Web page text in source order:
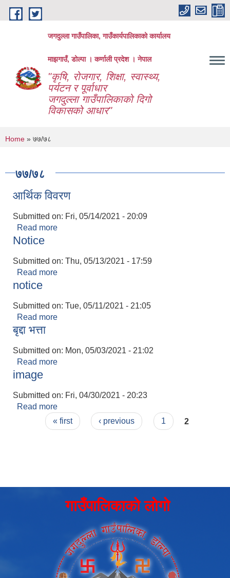
Skip to main content
जगदुल्ला गाउँपालिका, गाउँकार्यपालिकाको कार्यालय
माझगाउँ, डोल्पा । कर्णाली प्रदेश । नेपाल
"कृषि, रोजगार, शिक्षा, स्वास्थ्य,
पर्यटन र पूर्वाधार
जगदुल्ला गाउँपालिकाको दिगो
विकासको आधार"
You are here
Home » ७७/७८
७७/७८
आर्थिक विवरण
Submitted on: Fri, 05/14/2021 - 20:09
Read more
Notice
Submitted on: Thu, 05/13/2021 - 17:59
Read more
notice
Submitted on: Tue, 05/11/2021 - 21:05
Read more
बृद्दा भत्ता
Submitted on: Mon, 05/03/2021 - 21:02
Read more
image
Submitted on: Fri, 04/30/2021 - 20:23
Read more
Pages« first ‹ previous 1 2
गाउँपालिकाको लोगो